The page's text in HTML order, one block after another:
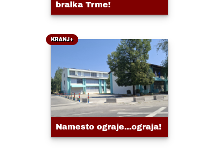
bralka Trme!
KRANJ+
Namesto ograje...ograja!